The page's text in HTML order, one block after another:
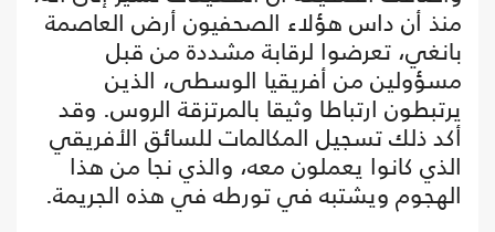
منذ أن داس هؤلاء الصحفيون أرض العاصمة
بانغي، تعرضوا لرقابة مشددة من قبل
مسؤولين من أفريقيا الوسطى، الذين
يرتبطون ارتباطا وثيقا بالمرتزقة الروس. وقد
أكد ذلك تسجيل المكالمات للسائق الأفريقي
الذي كانوا يعملون معه، والذي نجا من هذا
الهجوم ويشتبه في تورطه في هذه الجريمة.